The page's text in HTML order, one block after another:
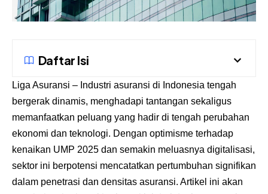
Daftar Isi
Liga Asuransi – Industri asuransi di Indonesia tengah
bergerak dinamis, menghadapi tantangan sekaligus
memanfaatkan peluang yang hadir di tengah perubahan
ekonomi dan teknologi. Dengan optimisme terhadap
kenaikan UMP 2025 dan semakin meluasnya digitalisasi,
sektor ini berpotensi mencatatkan pertumbuhan signifikan
dalam penetrasi dan densitas asuransi. Artikel ini akan